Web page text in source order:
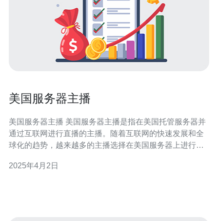
美国服务器主播
美国服务器主播 美国服务器主播是指在美国托管服务器并
通过互联网进行直播的主播。随着互联网的快速发展和全
球化的趋势，越来越多的主播选择在美国服务器上进行直
有以下几个优势： 全球观众覆盖广：美国作为全球互联网
2025年4月2日